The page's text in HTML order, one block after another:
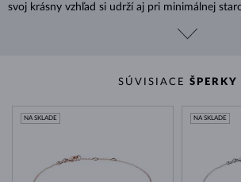
svoj krásny vzhľad si udrží aj pri minimálnej
SÚVISIACE ŠPERKY
NA SKLADE NA SKLADE